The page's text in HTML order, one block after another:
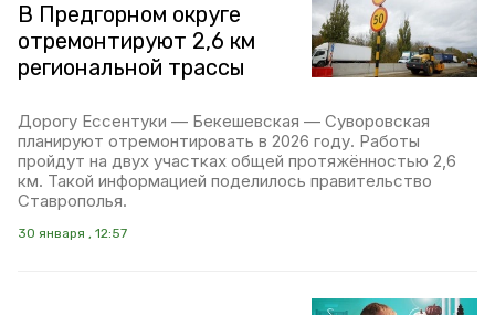
В Предгорном округе
отремонтируют 2,6 км
региональной трассы
Дорогу Ессентуки — Бекешевская — Суворовская
планируют отремонтировать в 2026 году. Работы
пройдут на двух участках общей протяжённостью 2,6
км. Такой информацией поделилось правительство
Ставрополья.
30 января , 12:57